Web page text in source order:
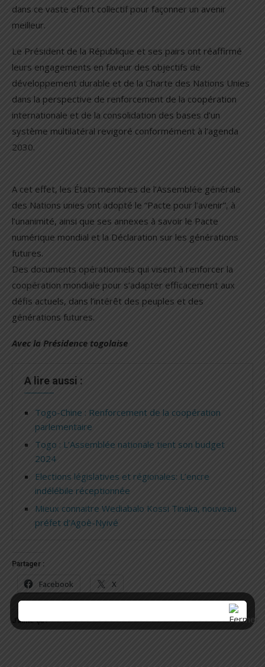
dans ce vaste effort collectif pour façonner un avenir
meilleur.
Le Président de la République et ses pairs ont réaffirmé
leurs engagements en faveur des objectifs de
développement durable et de la Charte des Nations Unies
dans la perspective de renforcement de la coopération
internationale et de la consolidation des bases d’un
système multilatéral revigoré conformément à l’agenda
2030.
A cet effet, les États membres de l’Assemblée générale
des Nations unies ont adopté le “Pacte pour l’avenir”, à
l’unanimité, ainsi que ses annexes à savoir le Pacte
numérique mondial et la Déclaration sur les générations
futures.
Des documents opérationnels qui visent à renforcer la
coopération mondiale pour s’adapter efficacement aux
défis actuels, dans l’intérêt des peuples et des
générations futures.
Avec la Présidence togolaise
A lire aussi :
Togo-Chine : Renforcement de la coopération
parlementaire
Togo : L’Assemblée nationale tient son budget
2024
Elections législatives et régionales: L’encre
indélébile réceptionnée
Mieux connaitre Wediabalo Kossi Tinaka, nouveau
préfet d’Agoè-Nyivé
Partager :
Facebook X
J’aime ça :